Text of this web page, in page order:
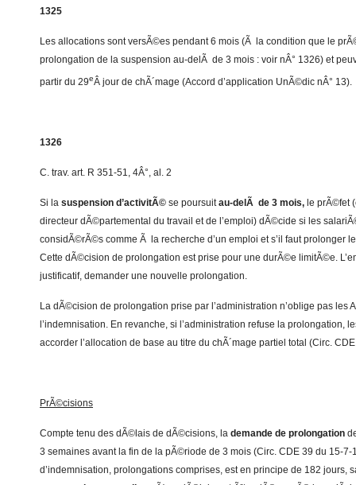
1325
Les allocations sont versÃ©es pendant 6 mois (Ã la condition que le
prolongation de la suspension au-delÃ de 3 mois : voir nÂ° 1326) et
partir du 29eÂ jour de chÃ´mage (Accord d’application UnÃ©dic nÂ° 13).
1326
C. trav. art. R 351-51, 4Â°, al. 2
Si la suspension d’activitÃ© se poursuitau-delÃ de 3 mois, le prÃ©fet
directeur dÃ©partemental du travail et de l’emploi) dÃ©cide si les
considÃ©rÃ©s comme Ã la recherche d’un emploi et s’il faut prolonger
Cette dÃ©cision de prolongation est prise pour une durÃ©e limitÃ©e.
justificatif, demander une nouvelle prolongation.
La dÃ©cision de prolongation prise par l’administration n’oblige pas les
l’indemnisation. En revanche, si l’administration refuse la prolongation,
accorder l’allocation de base au titre du chÃ´mage partiel total (Circ.
PrÃ©cisions
Compte tenu des dÃ©lais de dÃ©cisions, la demande de prolongation
3 semaines avant la fin de la pÃ©riode de 3 mois (Circ. CDE 39 du 15-
d’indemnisation, prolongations comprises, est en principe de 182 jours,